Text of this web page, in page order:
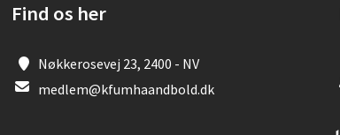
Find os her
Nøkkerosevej 23, 2400 - NV
medlem@kfumhaandbold.dk